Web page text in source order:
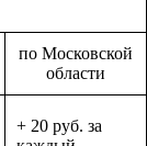
по Московской
области
+ 20 руб. за